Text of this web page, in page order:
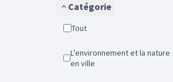
Catégorie
Tout
L'environnement et la nature
en ville